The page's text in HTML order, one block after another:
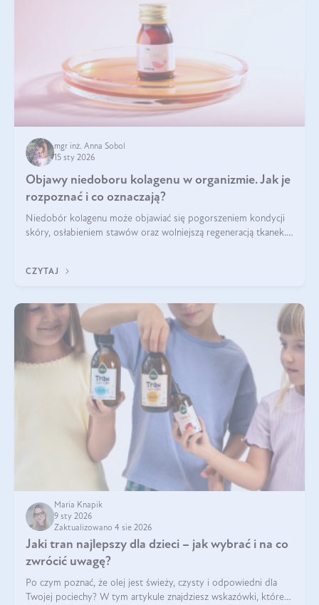
mgr inż. Anna Sobol
15 sty 2026
Objawy niedoboru kolagenu w organizmie. Jak je
rozpoznać i co oznaczają?
Niedobór kolagenu może objawiać się pogorszeniem kondycji
skóry, osłabieniem stawów oraz wolniejszą regeneracją tkanek.
osłabienie włosów.
CZYTAJ
Maria Knapik
9 sty 2026
Zaktualizowano 4 sie 2026
Jaki tran najlepszy dla dzieci – jak wybrać i na co
zwrócić uwagę?
Po czym poznać, że olej jest świeży, czysty i odpowiedni dla
Twojej pociechy? W tym artykule znajdziesz wskazówki, które